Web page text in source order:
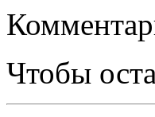
Чтобы